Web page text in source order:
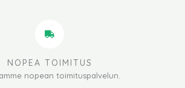
NOPEA TOIMITUS
nopean toimituspalvelun.